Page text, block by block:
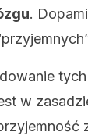
.
w